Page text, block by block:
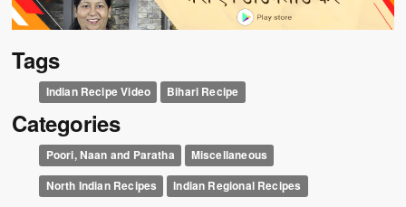
Tags
Indian Recipe Video Bihari Recipe
Categories
Poori, Naan and Paratha
Miscellaneous
North Indian Recipes
Indian Regional Recipes